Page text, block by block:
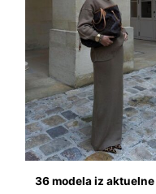
36 modela iz aktuelne